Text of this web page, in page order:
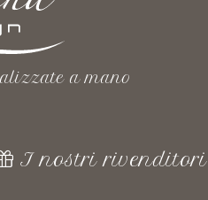
a mano
I nostri rivenditori